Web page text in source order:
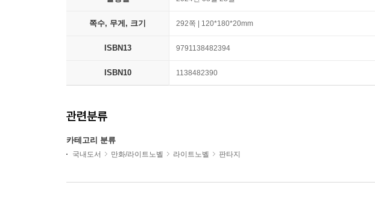
쪽수, 무게, 크기 292쪽 | 120*180*20mm
ISBN13 9791138482394
ISBN10 1138482390
관련분류
카테고리 분류
국내도서 만화/라이트노벨 라이트노벨 판타지